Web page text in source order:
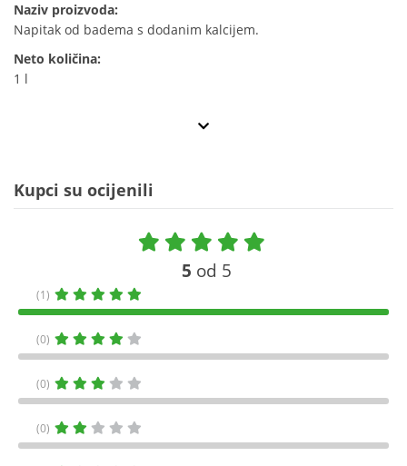
Naziv proizvoda:
Napitak od badema s dodanim kalcijem.
Neto količina:
1 l
Kupci su ocijenili
5 od 5
(1)
(0)
(0)
(0)